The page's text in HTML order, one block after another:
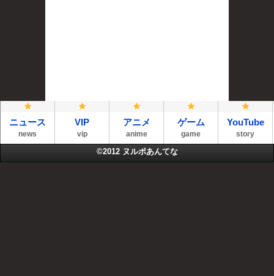
ニュース
news
VIP
vip
アニメ
anime
ゲーム
game
YouTube
story
©2012 ヌルポあんてな